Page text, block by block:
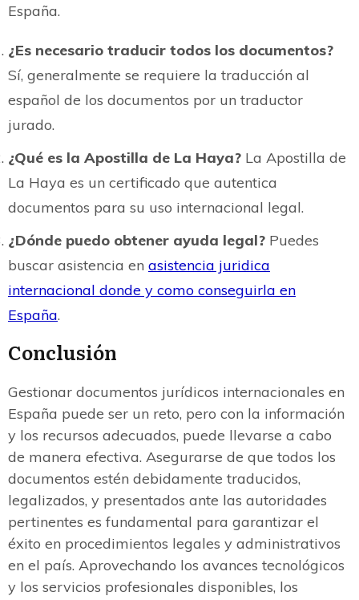
España.
¿Es necesario traducir todos los documentos?
Sí, generalmente se requiere la traducción al
español de los documentos por un traductor
jurado.
¿Qué es la Apostilla de La Haya? La Apostilla de
La Haya es un certificado que autentica
documentos para su uso internacional legal.
¿Dónde puedo obtener ayuda legal? Puedes
buscar asistencia en asistencia juridica
internacional donde y como conseguirla en
España.
Conclusión
Gestionar documentos jurídicos internacionales en
España puede ser un reto, pero con la información
y los recursos adecuados, puede llevarse a cabo
de manera efectiva. Asegurarse de que todos los
documentos estén debidamente traducidos,
legalizados, y presentados ante las autoridades
pertinentes es fundamental para garantizar el
éxito en procedimientos legales y administrativos
en el país. Aprovechando los avances tecnológicos
y los servicios profesionales disponibles, los